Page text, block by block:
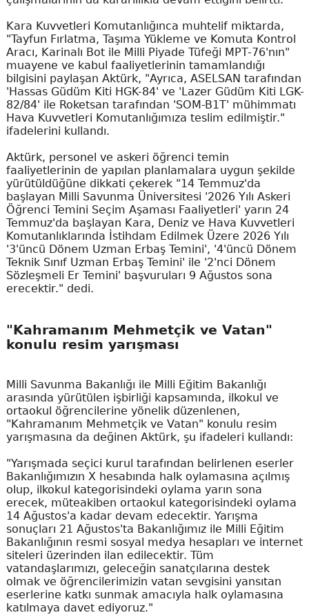
Kara Kuvvetleri Komutanlığınca muhtelif miktarda,
"Tayfun Fırlatma, Taşıma Yükleme ve Komuta Kontrol
Aracı, Karinalı Bot ile Milli Piyade Tüfeği MPT-76'nın"
muayene ve kabul faaliyetlerinin tamamlandığı
bilgisini paylaşan Aktürk, "Ayrıca, ASELSAN tarafından
'Hassas Güdüm Kiti HGK-84' ve 'Lazer Güdüm Kiti LGK-
82/84' ile Roketsan tarafından 'SOM-B1T' mühimmatı
Hava Kuvvetleri Komutanlığımıza teslim edilmiştir."
ifadelerini kullandı.
Aktürk, personel ve askeri öğrenci temin
faaliyetlerinin de yapılan planlamalara uygun şekilde
yürütüldüğüne dikkati çekerek "14 Temmuz'da
başlayan Milli Savunma Üniversitesi '2026 Yılı Askeri
Öğrenci Temini Seçim Aşaması Faaliyetleri' yarın 24
Temmuz'da başlayan Kara, Deniz ve Hava Kuvvetleri
Komutanlıklarında İstihdam Edilmek Üzere 2026 Yılı
'3'üncü Dönem Uzman Erbaş Temini', '4'üncü Dönem
Teknik Sınıf Uzman Erbaş Temini' ile '2'nci Dönem
Sözleşmeli Er Temini' başvuruları 9 Ağustos sona
erecektir." dedi.
"Kahramanım Mehmetçik ve Vatan"
konulu resim yarışması
Milli Savunma Bakanlığı ile Milli Eğitim Bakanlığı
arasında yürütülen işbirliği kapsamında, ilkokul ve
ortaokul öğrencilerine yönelik düzenlenen,
"Kahramanım Mehmetçik ve Vatan" konulu resim
yarışmasına da değinen Aktürk, şu ifadeleri kullandı:
"Yarışmada seçici kurul tarafından belirlenen eserler
Bakanlığımızın X hesabında halk oylamasına açılmış
olup, ilkokul kategorisindeki oylama yarın sona
erecek, müteakiben ortaokul kategorisindeki oylama
14 Ağustos'a kadar devam edecektir. Yarışma
sonuçları 21 Ağustos'ta Bakanlığımız ile Milli Eğitim
Bakanlığının resmi sosyal medya hesapları ve internet
siteleri üzerinden ilan edilecektir. Tüm
vatandaşlarımızı, geleceğin sanatçılarına destek
olmak ve öğrencilerimizin vatan sevgisini yansıtan
eserlerine katkı sunmak amacıyla halk oylamasına
katılmaya davet ediyoruz."